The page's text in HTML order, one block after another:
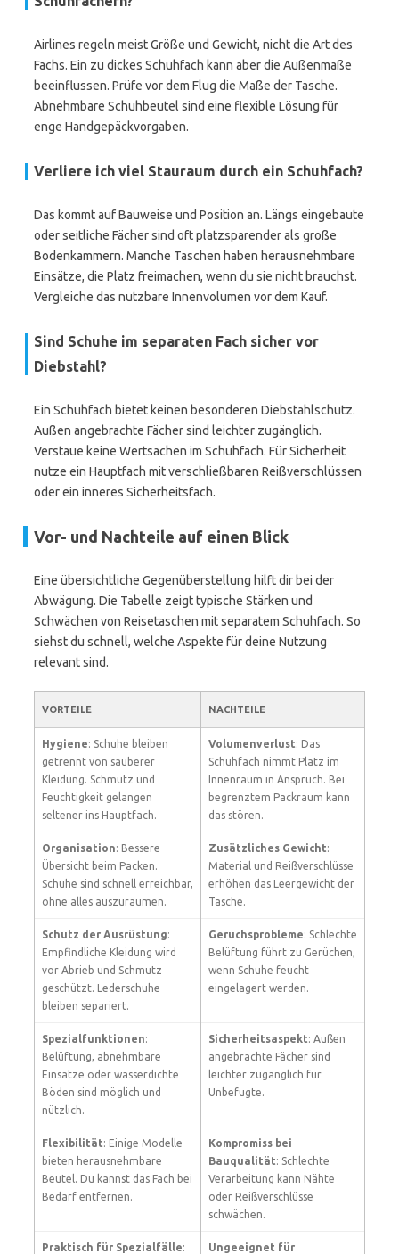
Airlines regeln meist Größe und Gewicht, nicht die Art des
Fachs. Ein zu dickes Schuhfach kann aber die Außenmaße
beeinflussen. Prüfe vor dem Flug die Maße der Tasche.
Abnehmbare Schuhbeutel sind eine flexible Lösung für
enge Handgepäckvorgaben.
Verliere ich viel Stauraum durch ein Schuhfach?
Das kommt auf Bauweise und Position an. Längs eingebaute
oder seitliche Fächer sind oft platzsparender als große
Bodenkammern. Manche Taschen haben herausnehmbare
Einsätze, die Platz freimachen, wenn du sie nicht brauchst.
Vergleiche das nutzbare Innenvolumen vor dem Kauf.
Sind Schuhe im separaten Fach sicher vor
Diebstahl?
Ein Schuhfach bietet keinen besonderen Diebstahlschutz.
Außen angebrachte Fächer sind leichter zugänglich.
Verstaue keine Wertsachen im Schuhfach. Für Sicherheit
nutze ein Hauptfach mit verschließbaren Reißverschlüssen
oder ein inneres Sicherheitsfach.
Vor- und Nachteile auf einen Blick
Eine übersichtliche Gegenüberstellung hilft dir bei der
Abwägung. Die Tabelle zeigt typische Stärken und
Schwächen von Reisetaschen mit separatem Schuhfach. So
siehst du schnell, welche Aspekte für deine Nutzung
relevant sind.
VORTEILE NACHTEILE
Hygiene: Schuhe bleiben
getrennt von sauberer
Kleidung. Schmutz und
Feuchtigkeit gelangen
seltener ins Hauptfach.
Volumenverlust: Das
Schuhfach nimmt Platz im
Innenraum in Anspruch. Bei
begrenztem Packraum kann
das stören.
Organisation: Bessere
Übersicht beim Packen.
Schuhe sind schnell erreichbar,
ohne alles auszuräumen.
Zusätzliches Gewicht:
Material und Reißverschlüsse
erhöhen das Leergewicht der
Tasche.
Schutz der Ausrüstung:
Empfindliche Kleidung wird
vor Abrieb und Schmutz
geschützt. Lederschuhe
bleiben separiert.
Geruchsprobleme: Schlechte
Belüftung führt zu Gerüchen,
wenn Schuhe feucht
eingelagert werden.
Spezialfunktionen:
Belüftung, abnehmbare
Einsätze oder wasserdichte
Böden sind möglich und
nützlich.
Sicherheitsaspekt: Außen
angebrachte Fächer sind
leichter zugänglich für
Unbefugte.
Flexibilität: Einige Modelle
bieten herausnehmbare
Beutel. Du kannst das Fach bei
Bedarf entfernen.
Kompromiss bei
Bauqualität: Schlechte
Verarbeitung kann Nähte
oder Reißverschlüsse
schwächen.
Praktisch für Spezialfälle:
Ungeeignet für